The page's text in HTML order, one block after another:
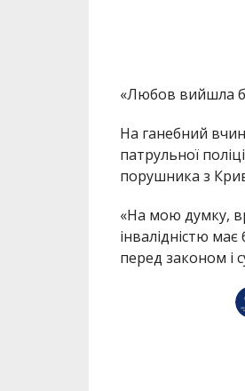
«Любов вийшла
На ганебний
патрульної
порушника з
«На мою думку,
інвалідністю
перед законом і